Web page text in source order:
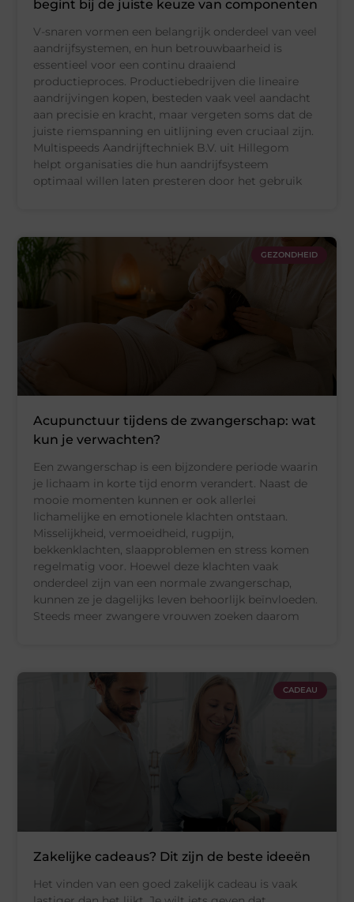
begint bij de juiste keuze van componenten
V-snaren vormen een belangrijk onderdeel van veel
aandrijfsystemen, en hun betrouwbaarheid is
essentieel voor een continu draaiend
productieproces. Productiebedrijven die lineaire
aandrijvingen kopen, besteden vaak veel aandacht
aan precisie en kracht, maar vergeten soms dat de
juiste riemspanning en uitlijning even cruciaal zijn.
Multispeeds Aandrijftechniek B.V. uit Hillegom
helpt organisaties die hun aandrijfsysteem
optimaal willen laten presteren door het gebruik
GEZONDHEID
Acupunctuur tijdens de zwangerschap: wat
kun je verwachten?
Een zwangerschap is een bijzondere periode waarin
je lichaam in korte tijd enorm verandert. Naast de
mooie momenten kunnen er ook allerlei
lichamelijke en emotionele klachten ontstaan.
Misselijkheid, vermoeidheid, rugpijn,
bekkenklachten, slaapproblemen en stress komen
regelmatig voor. Hoewel deze klachten vaak
onderdeel zijn van een normale zwangerschap,
kunnen ze je dagelijks leven behoorlijk beïnvloeden.
Steeds meer zwangere vrouwen zoeken daarom
CADEAU
Zakelijke cadeaus? Dit zijn de beste ideeën
Het vinden van een goed zakelijk cadeau is vaak